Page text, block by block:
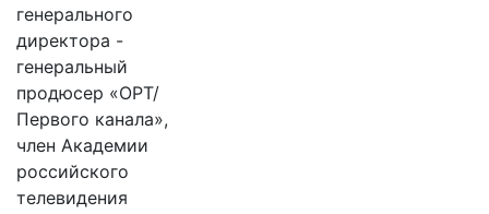
генерального
директора -
генеральный
продюсер «ОРТ/
Первого канала»,
член Академии
российского
телевидения